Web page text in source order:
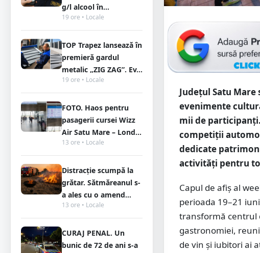
g/l alcool în...
19 ore • Locale
TOP Trapez lansează în
premieră gardul
metalic „ZIG ZAG”. Ev...
19 ore • Locale
FOTO. Haos pentru
pasagerii cursei Wizz
Air Satu Mare – Lond...
13 ore • Locale
Distracție scumpă la
grătar. Sătmăreanul s-
a ales cu o amend...
13 ore • Locale
CURAJ PENAL. Un
bunic de 72 de ani s-a
Județul Satu
evenimente
mii de
competiții
dedicate
activități pentru
Capul de afiș al
perioada 19–21
transformă centrul
gastronomiei,
de vin și iubitori ai